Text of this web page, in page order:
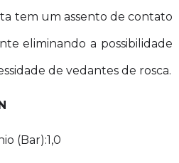
tem um assento de contato
eliminando a possibilidade
de vedantes de rosca.
(Bar):1,0